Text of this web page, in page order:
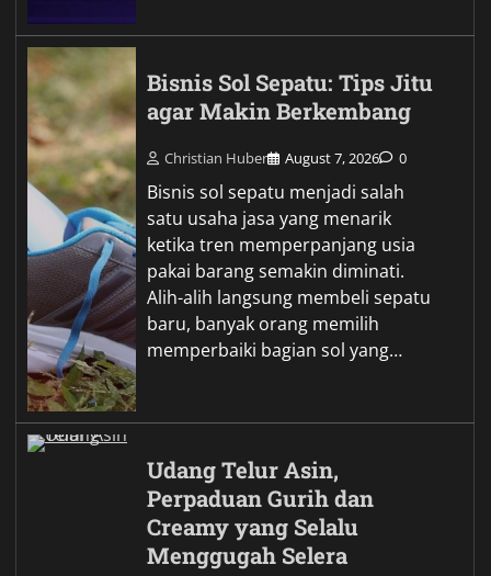
Bisnis Sol Sepatu: Tips Jitu
agar Makin Berkembang
Christian Huber August 7, 2026 0
Bisnis sol sepatu menjadi salah
satu usaha jasa yang menarik
ketika tren memperpanjang usia
pakai barang semakin diminati.
Alih-alih langsung membeli sepatu
baru, banyak orang memilih
memperbaiki bagian sol yang…
Udang Telur Asin,
Perpaduan Gurih dan
Creamy yang Selalu
Menggugah Selera